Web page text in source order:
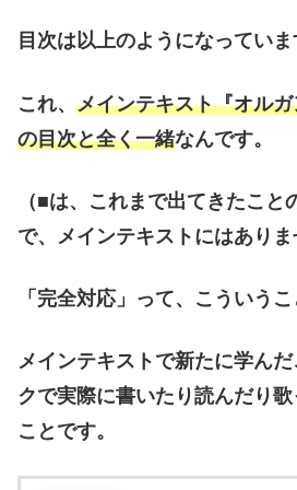
目次は以上のようになっていま
これ、 メインテキスト『オル
の目次と全く一緒なんです。
（■は、これまで出てきたこと
で、メインテキストにはありま
「完全対応」って、こういうこ
メインテキストで新たに学ん
クで実際に書いたり読んだり
ことです。